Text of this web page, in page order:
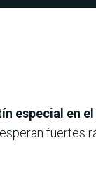
especial en
esperan fuertes